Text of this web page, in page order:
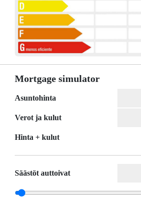
Mortgage simulator
Asuntohinta
Verot ja kulut
Hinta + kulut
Säästöt auttoivat